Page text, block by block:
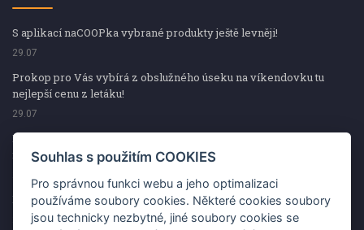
S aplikací naCOOPka vybrané produkty ještě levněji!
29.07
Prokop pro Vás vybírá z obslužného úseku na víkendovku tu
nejlepší cenu z letáku!
29.07
Prokop pro Vás vybírá z obslužného úseku na víkendovku tu
nejlepší cenu z letáku!
Kup špekáčky od Váhaly a vyhraj s naCOOPkou sekerku Fiskars
29.07
Souhlas s použitím COOKIES
Pro správnou funkci webu a jeho optimalizaci
používáme soubory cookies. Některé cookies soubory
jsou technicky nezbytné, jiné soubory cookies se